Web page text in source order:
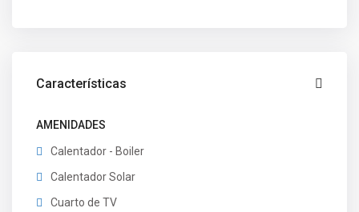
Características
AMENIDADES
Calentador - Boiler
Calentador Solar
Cuarto de TV